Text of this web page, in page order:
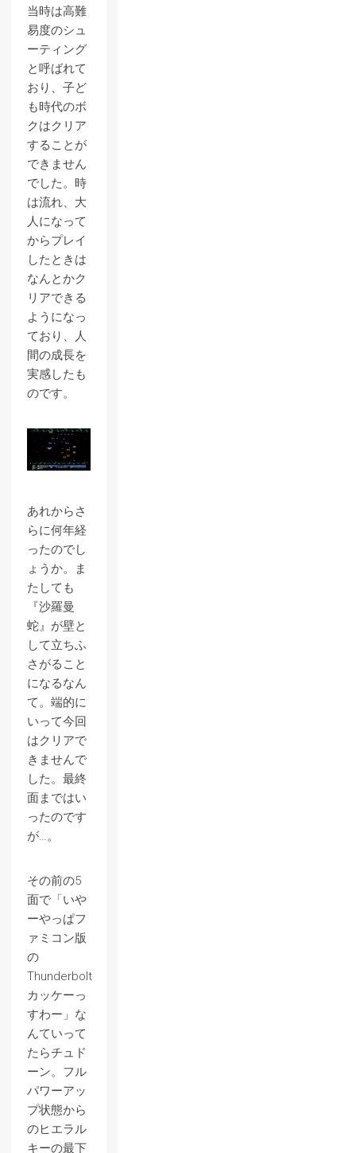
当時は高難
易度のシュ
ーティング
と呼ばれて
おり、子ど
も時代のボ
クはクリア
することが
できません
でした。時
は流れ、大
人になって
からプレイ
したときは
なんとかク
リアできる
ようになっ
ており、人
間の成長を
実感したも
のです。
あれからさ
らに何年経
ったのでし
ょうか。ま
たしても
『沙羅曼
蛇』が壁と
して立ちふ
さがること
になるなん
て。端的に
いって今回
はクリアで
きませんで
した。最終
面まではい
ったのです
が…。
その前の5
面で「いや
ーやっぱフ
ァミコン版
の
Thunderbolt
カッケーっ
すわー」な
んていって
たらチュド
ーン。フル
パワーアッ
プ状態から
のヒエラル
キーの最下